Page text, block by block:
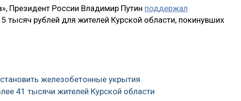
Президент России Владимир Путин поддержал
тысяч рублей для жителей Курской области, покинувших
железобетонные укрытия
41 тысячи жителей Курской области